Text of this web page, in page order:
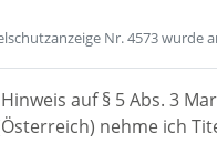
Nr. 4573 wurde
auf § 5 Abs. 3
nehme ich